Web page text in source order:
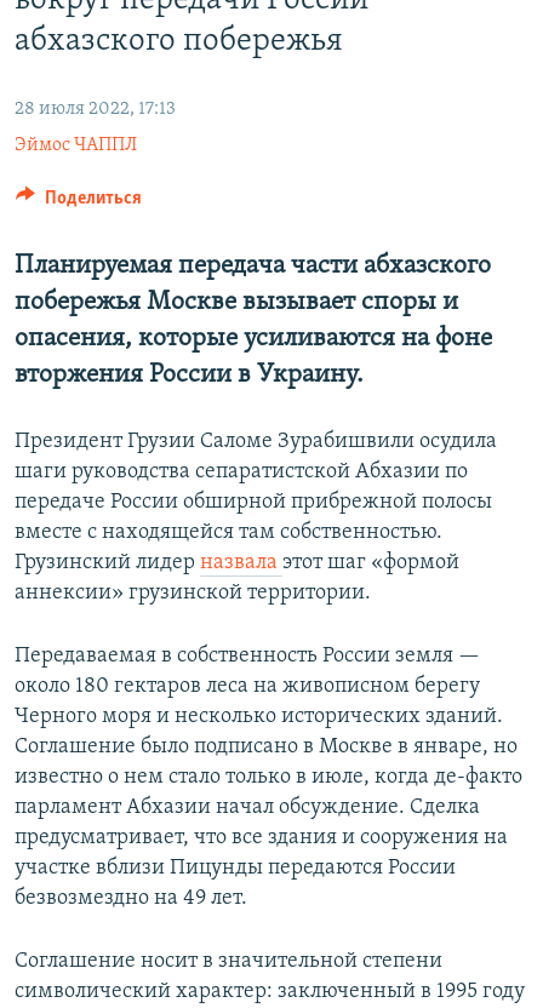
абхазского побережья
28 июля 2022, 17:13
Эймос ЧАППЛ
Поделиться
Планируемая передача части абхазского
побережья Москве вызывает споры и
опасения, которые усиливаются на фоне
вторжения России в Украину.
Президент Грузии Саломе Зурабишвили осудила
шаги руководства сепаратистской Абхазии по
передаче России обширной прибрежной полосы
вместе с находящейся там собственностью.
Грузинский лидер назвала этот шаг «формой
аннексии» грузинской территории.
Передаваемая в собственность России земля —
около 180 гектаров леса на живописном берегу
Черного моря и несколько исторических зданий.
Соглашение было подписано в Москве в январе, но
известно о нем стало только в июле, когда де-факто
парламент Абхазии начал обсуждение. Сделка
предусматривает, что все здания и сооружения на
участке вблизи Пицунды передаются России
безвозмездно на 49 лет.
Соглашение носит в значительной степени
символический характер: заключенный в 1995 году